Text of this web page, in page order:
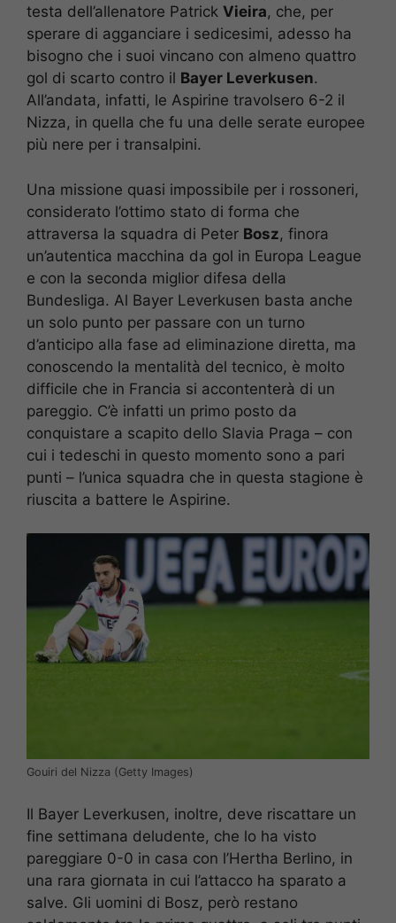
testa dell’allenatore Patrick Vieira, che, per
sperare di agganciare i sedicesimi, adesso ha
bisogno che i suoi vincano con almeno quattro
gol di scarto contro il Bayer Leverkusen.
All’andata, infatti, le Aspirine travolsero 6-2 il
Nizza, in quella che fu una delle serate europee
più nere per i transalpini.
Una missione quasi impossibile per i rossoneri,
considerato l’ottimo stato di forma che
attraversa la squadra di Peter Bosz, finora
un’autentica macchina da gol in Europa League
e con la seconda miglior difesa della
Bundesliga. Al Bayer Leverkusen basta anche
un solo punto per passare con un turno
d’anticipo alla fase ad eliminazione diretta, ma
conoscendo la mentalità del tecnico, è molto
difficile che in Francia si accontenterà di un
pareggio. C’è infatti un primo posto da
conquistare a scapito dello Slavia Praga – con
cui i tedeschi in questo momento sono a pari
punti – l’unica squadra che in questa stagione è
riuscita a battere le Aspirine.
Gouiri del Nizza (Getty Images)
Il Bayer Leverkusen, inoltre, deve riscattare un
fine settimana deludente, che lo ha visto
pareggiare 0-0 in casa con l’Hertha Berlino, in
una rara giornata in cui l’attacco ha sparato a
salve. Gli uomini di Bosz, però restano